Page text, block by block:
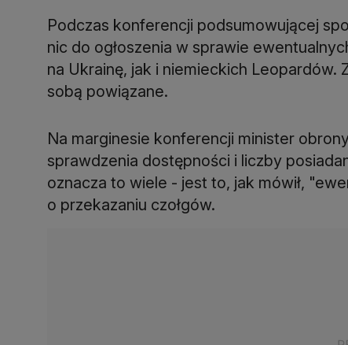
Podczas konferencji podsumowującej
nic do ogłoszenia w sprawie
na Ukrainę, jak i niemieckich Leopardów.
sobą powiązane.
Na marginesie konferencji minister
sprawdzenia dostępności i liczby
oznacza to wiele - jest to, jak mówił,
o przekazaniu czołgów.